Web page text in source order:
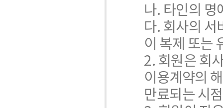
나. 타인의 명
다. 회사의 서
이 복제 또는
2. 회원은 회
이용계약의
만료되는 시